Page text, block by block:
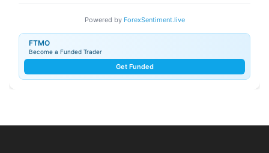
Powered by ForexSentiment.live
FTMO
Become a Funded Trader
Get Funded